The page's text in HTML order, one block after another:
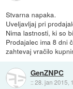
Stvarna napaka.
Uveljavljaj pri
Nima lastnosti, ki so
Prodajalec ima 8 dni
zahtevaj vračilo
GenZNPC
::28. jan 2015,